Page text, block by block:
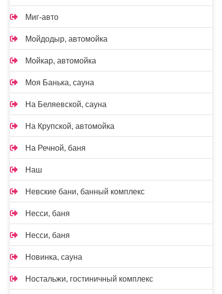
Миг-авто
Мойдодыр, автомойка
Мойкар, автомойка
Моя Банька, сауна
На Беляевской, сауна
На Крупской, автомойка
На Речной, баня
Наш
Невские бани, банный комплекс
Несси, баня
Несси, баня
Новинка, сауна
Ностальжи, гостиничный комплекс